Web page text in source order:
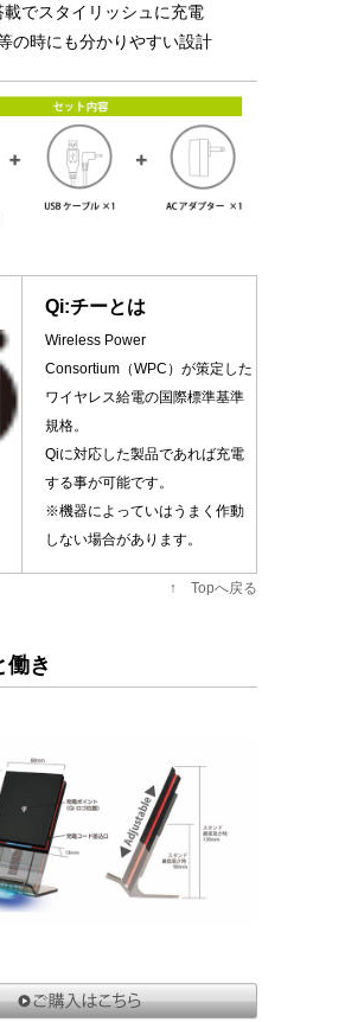
載でスタイリッシュに充電
の時にも分かりやすい設計
Qi:チーとは
Wireless Power
Consortium（WPC）が策定した
ワイヤレス給電の国際標準基準
規格。
Qiに対応した製品であれば充電
する事が可能です。
※機器によっていはうまく作動
しない場合があります。
↑ Topへ戻る
働き